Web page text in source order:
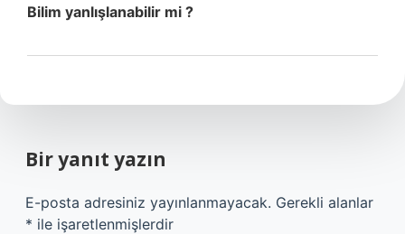
Bilim yanlışlanabilir mi ?
Bir yanıt yazın
E-posta adresiniz yayınlanmayacak. Gerekli alanlar
* ile işaretlenmişlerdir